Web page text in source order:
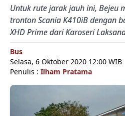
Untuk rute jarak jauh ini, Bejeu
tronton Scania K410iB dengan
XHD Prime dari Karoseri
Bus
Selasa, 6 Oktober 2020 12:00 WIB
Penulis : Ilham Pratama